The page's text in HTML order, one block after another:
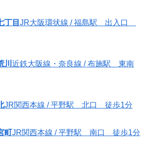
丁目 JR大阪環状線 / 福島駅 出入口
近鉄大阪線・奈良線 / 布施駅 東南
JR関西本線 / 平野駅 北口 徒歩1分
町JR関西本線 / 平野駅 南口 徒歩1分